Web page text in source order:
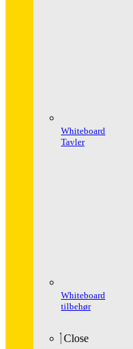
Whiteboard
Tavler
Whiteboard
tilbehør
Close